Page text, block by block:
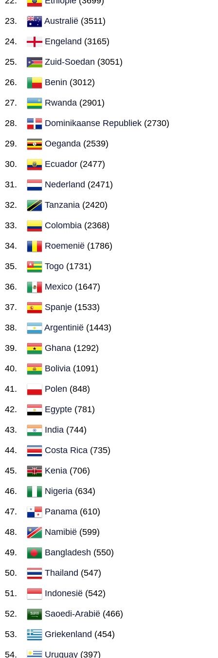
Australië (3511)
Engeland (3165)
Zuid-Soedan (3051)
Benin (3012)
Rwanda (2901)
Dominikaanse Republiek (2730)
Oeganda (2539)
Ecuador (2477)
Nederland (2471)
Tanzania (2420)
Colombia (2368)
Roemenië (1786)
Togo (1731)
Mexico (1647)
Spanje (1533)
Argentinië (1443)
Ghana (1292)
Bolivia (1091)
Polen (848)
Egypte (781)
India (744)
Costa Rica (735)
Kenia (706)
Nigeria (634)
Panama (610)
Namibië (599)
Bangladesh (550)
Thailand (547)
Indonesië (542)
Saoedi-Arabië (466)
Griekenland (454)
Uruguay (397)